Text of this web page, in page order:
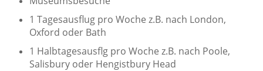
1 Tagesausflug pro Woche z.B. nach London,
Oxford oder Bath
1 Halbtagesausflg pro Woche z.B. nach Poole,
Salisbury oder Hengistbury Head